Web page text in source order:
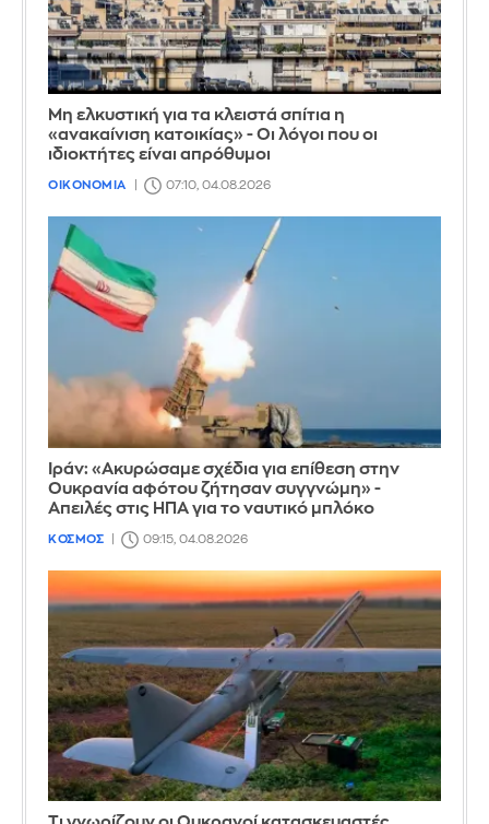
Μη ελκυστική για τα κλειστά σπίτια η
«ανακαίνιση κατοικίας» - Οι λόγοι που οι
ιδιοκτήτες είναι απρόθυμοι
ΟΙΚΟΝΟΜΙΑ 07:10, 04.08.2026
Ιράν: «Ακυρώσαμε σχέδια για επίθεση στην
Ουκρανία αφότου ζήτησαν συγγνώμη» -
Απειλές στις ΗΠΑ για το ναυτικό μπλόκο
ΚΟΣΜΟΣ 09:15, 04.08.2026